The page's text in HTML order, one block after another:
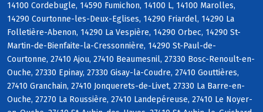
14100 Cordebugle, 14590 Fumichon, 14100 L, 14100 Marolles,
14290 Courtonne-les-Deux-Eglises, 14290 Friardel, 14290 La
Folletière-Abenon, 14290 La Vespière, 14290 Orbec, 14290 St-
Martin-de-Bienfaite-la-Cressonnière, 14290 St-Paul-de-
Courtonne, 27410 Ajou, 27410 Beaumesnil, 27330 Bosc-Renoult-en-
Ouche, 27330 Epinay, 27330 Gisay-la-Coudre, 27410 Gouttières,
27410 Granchain, 27410 Jonquerets-de-Livet, 27330 La Barre-en-
Ouche, 27270 La Roussière, 27410 Landepéreuse, 27410 Le Noyer-